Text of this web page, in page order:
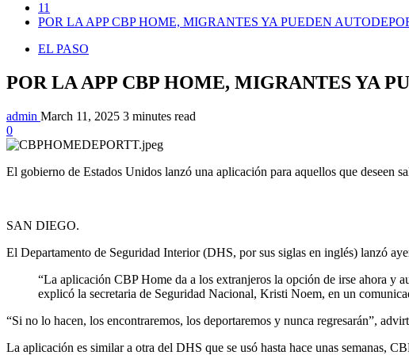
11
POR LA APP CBP HOME, MIGRANTES YA PUEDEN
EL PASO
POR LA APP CBP HOME, MIGRANTES YA
admin March 11, 2025 3 minutes read
0
El gobierno de Estados Unidos lanzó una aplicación para aquellos que deseen
SAN DIEGO.
El Departamento de Seguridad Interior (DHS, por sus siglas en inglés) lanzó
“La aplicación CBP Home da a los extranjeros la opción de irse ahora y
explicó la secretaria de Seguridad Nacional, Kristi Noem, en un
“Si no lo hacen, los encontraremos, los deportaremos y nunca regresarán”,
La aplicación es similar a otra del DHS que se usó hasta hace unas semanas,